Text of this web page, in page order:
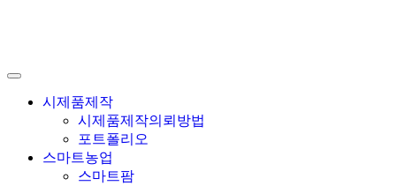
시제품제작
시제품제작의뢰방법
포트폴리오
스마트농업
스마트팜